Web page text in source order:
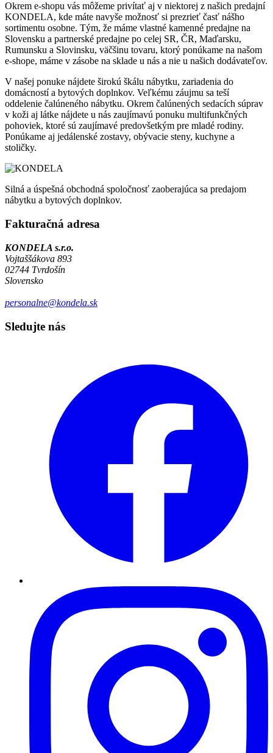
Okrem e-shopu vás môžeme privítať aj v niektorej z našich predajní
KONDELA, kde máte navyše možnosť si prezrieť časť nášho
sortimentu osobne. Tým, že máme vlastné kamenné predajne na
Slovensku a partnerské predajne po celej SR, ČR, Maďarsku,
Rumunsku a Slovinsku, väčšinu tovaru, ktorý ponúkame na našom
e-shope, máme v zásobe na sklade u nás a nie u našich dodávateľov.
V našej ponuke nájdete širokú škálu nábytku, zariadenia do
domácností a bytových doplnkov. Veľkému záujmu sa teší
oddelenie čalúneného nábytku. Okrem čalúnených sedacích súprav
v koži aj látke nájdete u nás zaujímavú ponuku multifunkčných
pohoviek, ktoré sú zaujímavé predovšetkým pre mladé rodiny.
Ponúkame aj jedálenské zostavy, obývacie steny, kuchyne a
stoličky.
Silná a úspešná obchodná spoločnosť zaoberajúca sa predajom
nábytku a bytových doplnkov.
Fakturačná adresa
KONDELA s.r.o.
Vojtaššákova 893
02744 Tvrdošín
Slovensko
personalne@kondela.sk
Sledujte nás